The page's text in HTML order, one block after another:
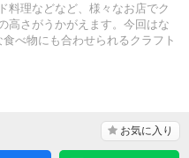
料理などなど、様々なお店でク
高さがうかがえます。今回はな
べ物にも合わせられるクラフト
お気に入り